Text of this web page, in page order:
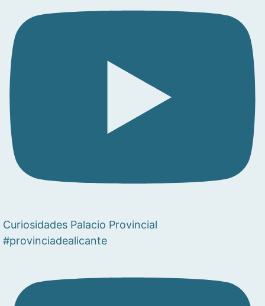
Curiosidades Palacio Provincial
#provinciadealicante